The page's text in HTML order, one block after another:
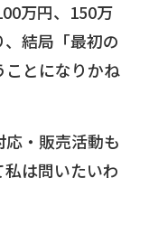
万円、150万
結局「最初の
とになりかね
・販売活動も
は問いたいわ